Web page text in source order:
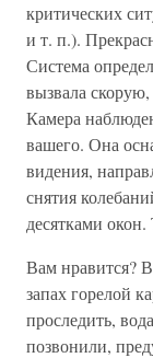
критических
и т. п.).
Система
вызвала
Камера
вашего. Она
видения,
снятия
десятками
Вам нравится?
запах горелой
проследить,
позвонили,